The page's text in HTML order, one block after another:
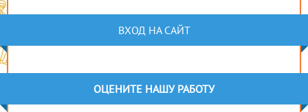
ВХОД НА САЙТ
ОЦЕНИТЕ НАШУ РАБОТУ